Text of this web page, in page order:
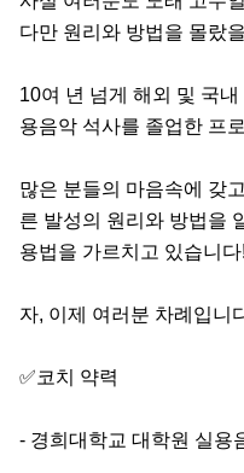
다만 원리와 방법을 몰랐
10여 년 넘게 해외 및 국
용음악 석사를 졸업한 프
많은 분들의 마음속에 갖
른 발성의 원리와 방법을
용법을 가르치고 있습니다!
자, 이제 여러분 차례입니
✅코치 약력
- 경희대학교 대학원 실용